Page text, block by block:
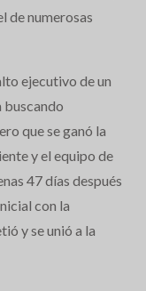
de numerosas
ejecutivo de un
buscando
que se ganó la
y el equipo de
47 días después
con la
y se unió a la